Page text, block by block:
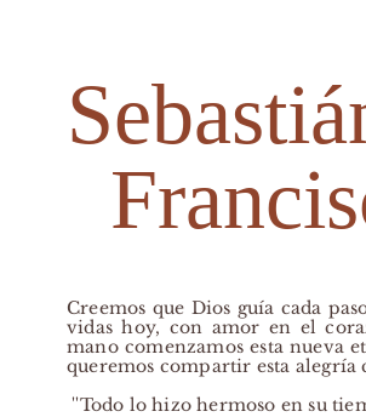
Creemos que Dios guía cada
vidas hoy, con amor en el
mano comenzamos esta nueva
queremos compartir esta alegría
''Todo lo hizo hermoso en su